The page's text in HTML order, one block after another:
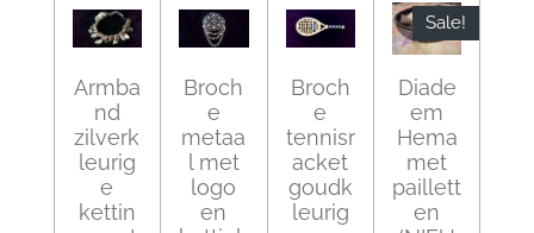
Armba
nd
zilverk
leurig
e
kettin
Broch
e
metaa
l met
logo
en
Broch
e
tennisr
acket
goudk
leurig
Sale!
Diade
em
Hema
met
paillett
en